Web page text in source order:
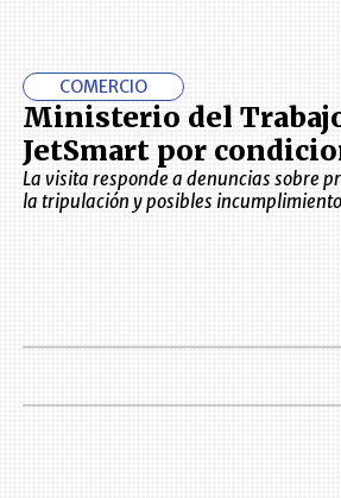
COMERCIO
Ministerio del
JetSmart por
La visita responde a denuncias sobre
la tripulación y posibles